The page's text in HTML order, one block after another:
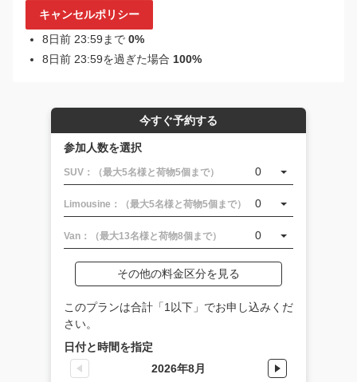
キャンセルポリシー
8日前 23:59まで 0%
8日前 23:59を過ぎた場合 100%
今すぐ予約する
参加人数を選択
SUV：（最大5名様と荷物5個まで） 0
Limousine：（最大5名様と荷物5個まで） 0
Van：（最大13名様と荷物8個まで） 0
その他の料金区分を見る
このプランは合計「1以下」でお申し込みくだ
さい。
日付と時間を指定
2026年8月